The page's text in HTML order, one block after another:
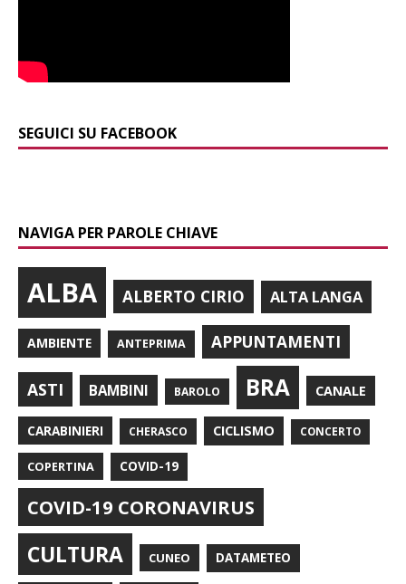
SEGUICI SU FACEBOOK
NAVIGA PER PAROLE CHIAVE
ALBA ALBERTO CIRIO ALTA LANGA
AMBIENTE ANTEPRIMA APPUNTAMENTI
ASTI BAMBINI BAROLO BRA CANALE
CARABINIERI CHERASCO CICLISMO CONCERTO
COPERTINA COVID-19
COVID-19 CORONAVIRUS
CULTURA CUNEO DATAMETEO